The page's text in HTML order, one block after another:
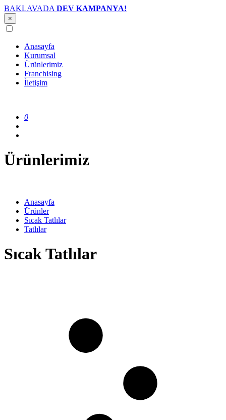
BAKLAVADA DEV KAMPANYA!
×
Anasayfa
Kurumsal
Ürünlerimiz
Franchising
İletişim
0
Ürünlerimiz
Anasayfa
Ürünler
Sıcak Tatlılar
Tatlılar
Sıcak Tatlılar